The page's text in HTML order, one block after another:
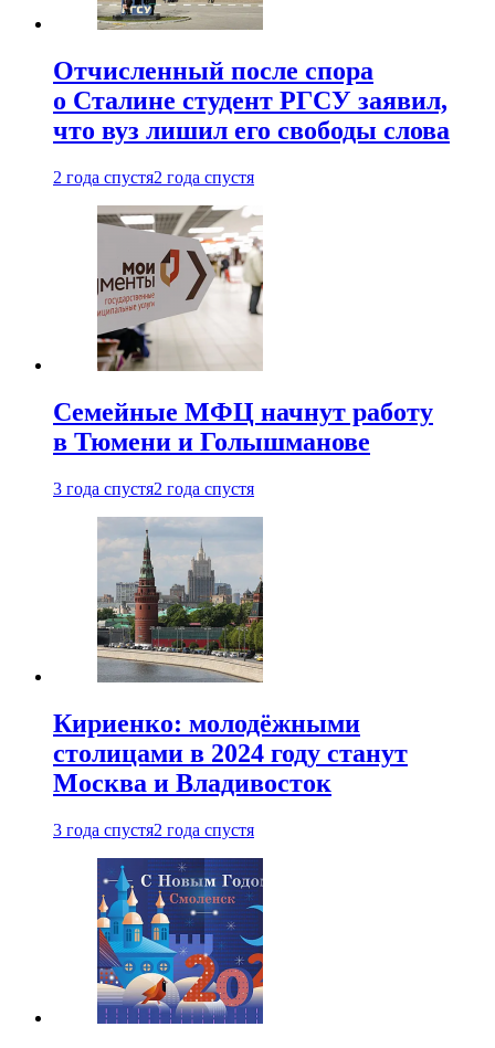
Отчисленный после спора
о Сталине студент РГСУ заявил,
что вуз лишил его свободы слова
2 года спустя2 года спустя
Семейные МФЦ начнут работу
в Тюмени и Голышманове
3 года спустя2 года спустя
Кириенко: молодёжными
столицами в 2024 году станут
Москва и Владивосток
3 года спустя2 года спустя